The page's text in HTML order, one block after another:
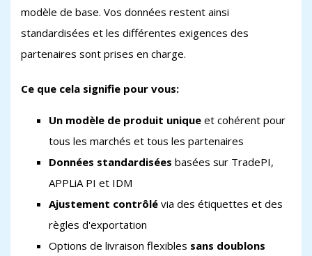
modèle de base. Vos données restent ainsi
standardisées et les différentes exigences des
partenaires sont prises en charge.
Ce que cela signifie pour vous:
Un modèle de produit unique et cohérent pour
tous les marchés et tous les partenaires
Données standardisées basées sur TradePI,
APPLiA PI et IDM
Ajustement contrôlé via des étiquettes et des
règles d'exportation
Options de livraison flexibles sans doublons